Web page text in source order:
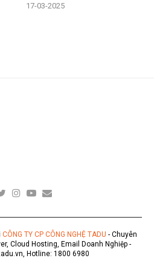
17-03-2025
CÔNG TY CP CÔNG NGHỆ TADU - Chuyên
Cloud Hosting, Email Doanh Nghiệp -
Hotline: 1800 6980